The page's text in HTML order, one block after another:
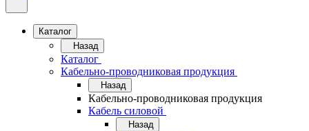
Каталог
Назад
Каталог
Кабельно-проводниковая продукция
Назад
Кабельно-проводниковая продукция
Кабель силовой
Назад